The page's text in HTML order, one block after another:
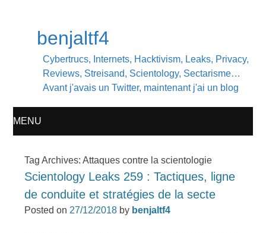
benjaltf4
Cybertrucs, Internets, Hacktivism, Leaks, Privacy,
Reviews, Streisand, Scientology, Sectarisme…
Avant j'avais un Twitter, maintenant j'ai un blog
MENU
TO
CONTENT
Tag Archives:Attaques contre la scientologie
Scientology Leaks 259 : Tactiques, ligne
de conduite et stratégies de la secte
Posted on 27/12/2018 by benjaltf4